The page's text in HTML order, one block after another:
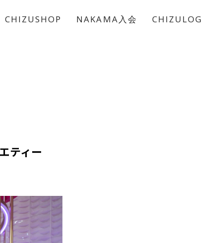
CHIZUSHOP NAKAMA入会 CHIZULOG
ティー